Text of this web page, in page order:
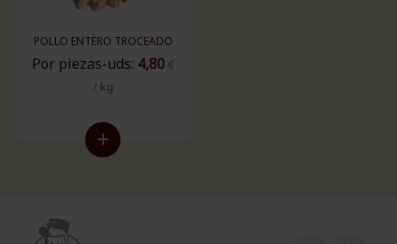
POLLO ENTERO TROCEADO
Por piezas-uds: 4,80 €
/ kg